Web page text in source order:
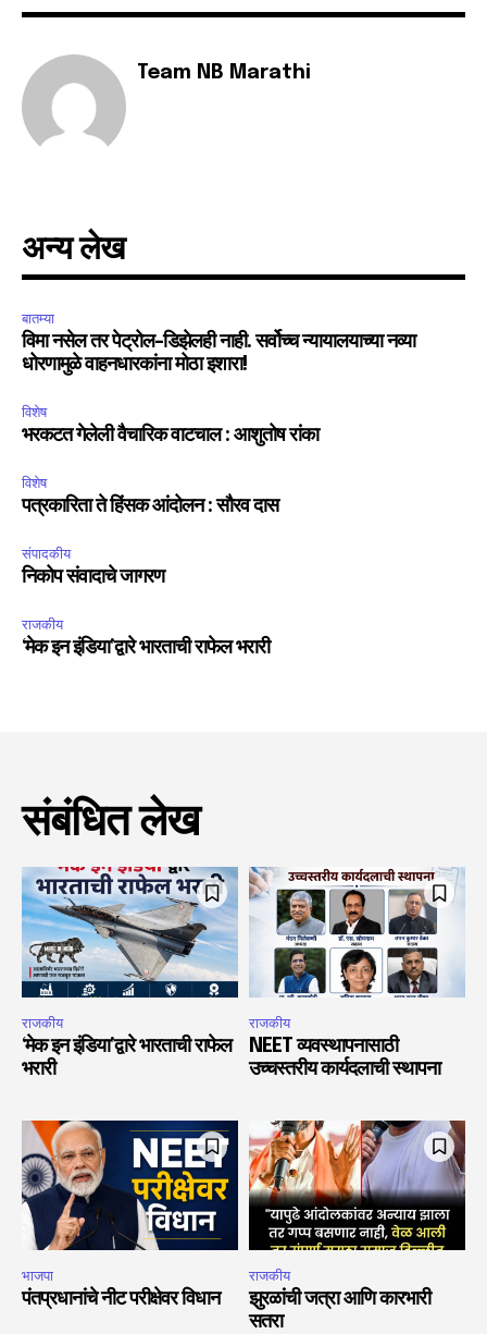
Team NB Marathi
अन्य लेख
बातम्या
विमा नसेल तर पेट्रोल-डिझेलही नाही. सर्वोच्च न्यायालयाच्या नव्या
धोरणामुळे वाहनधारकांना मोठा इशारा!
विशेष
भरकटत गेलेली वैचारिक वाटचाल : आशुतोष रांका
विशेष
पत्रकारिता ते हिंसक आंदोलन : सौरव दास
संपादकीय
निकोप संवादाचे जागरण
राजकीय
‘मेक इन इंडिया’द्वारे भारताची राफेल भरारी
संबंधित लेख
राजकीय
‘मेक इन इंडिया’द्वारे भारताची राफेल
भरारी
राजकीय
NEET व्यवस्थापनासाठी
उच्चस्तरीय कार्यदलाची स्थापना
भाजपा
पंतप्रधानांचे नीट परीक्षेवर विधान
राजकीय
झुरळांची जत्रा आणि कारभारी
सतरा